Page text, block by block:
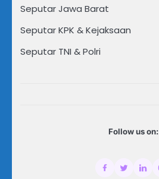
Seputar Jawa Barat
Seputar KPK & Kejaksaan
Seputar TNI & Polri
Follow us on: